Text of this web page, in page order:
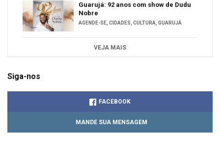
Guarujá: 92 anos com show de Dudu
Nobre
AGENDE-SE CIDADES CULTURA GUARUJÁ
VEJA MAIS
Siga-nos
FACEBOOK
MANDE SUA MENSAGEM